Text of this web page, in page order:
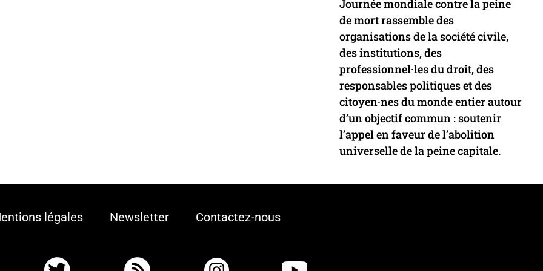
Journée mondiale contre la peine
de mort rassemble des
organisations de la société civile,
des institutions, des
professionnel·les du droit, des
responsables politiques et des
citoyen·nes du monde entier autour
d’un objectif commun : soutenir
l’appel en faveur de l’abolition
universelle de la peine capitale.
légales Newsletter Contactez-nous